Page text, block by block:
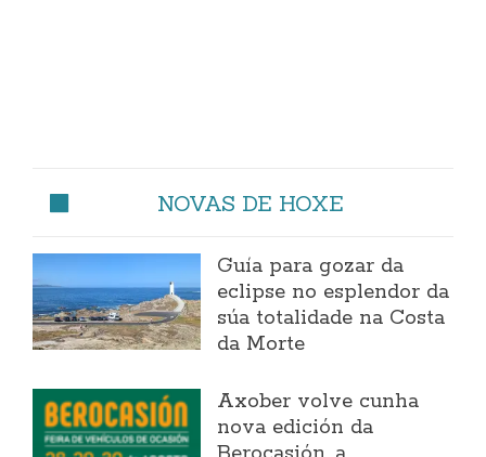
NOVAS DE HOXE
Guía para gozar da
eclipse no esplendor da
súa totalidade na Costa
da Morte
Axober volve cunha
nova edición da